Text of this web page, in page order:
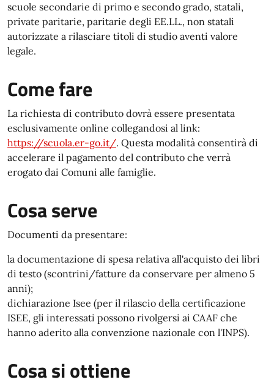
scuole secondarie di primo e secondo grado, statali,
private paritarie, paritarie degli EE.LL., non statali
autorizzate a rilasciare titoli di studio aventi valore
legale.
Come fare
La richiesta di contributo dovrà essere presentata
esclusivamente online collegandosi al link:
https://scuola.er-go.it/. Questa modalità consentirà di
accelerare il pagamento del contributo che verrà
erogato dai Comuni alle famiglie.
Cosa serve
Documenti da presentare:
la documentazione di spesa relativa all'acquisto dei libri
di testo (scontrini/fatture da conservare per almeno 5
anni);
dichiarazione Isee (per il rilascio della certificazione
ISEE, gli interessati possono rivolgersi ai CAAF che
hanno aderito alla convenzione nazionale con l'INPS).
Cosa si ottiene